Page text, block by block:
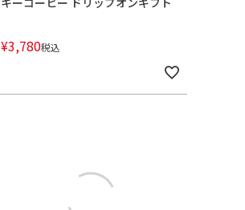
¥3,780税込